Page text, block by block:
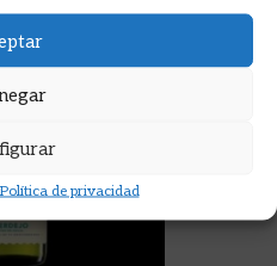
Política de privacidad